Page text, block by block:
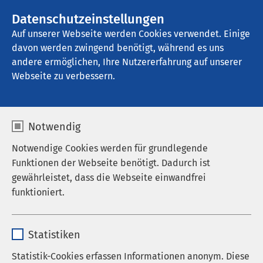
Datenschutzeinstellungen
Auf unserer Webseite werden Cookies verwendet. Einige
davon werden zwingend benötigt, während es uns
andere ermöglichen, Ihre Nutzererfahrung auf unserer
Webseite zu verbessern.
Notwendig
Notwendige Cookies werden für grundlegende
Funktionen der Webseite benötigt. Dadurch ist
gewährleistet, dass die Webseite einwandfrei
funktioniert.
Anbieter sgalinski
Statistiken
Statistik-Cookies erfassen Informationen anonym. Diese
AMEOS Stadtpraxis Zug